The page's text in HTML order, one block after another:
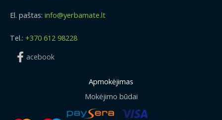
El. paštas: info@yerbamate.lt
Tel.: +370 612 98228
acebook
Apmokėjimas
Mokėjimo būdai